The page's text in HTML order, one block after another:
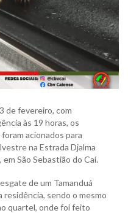
de fevereiro, com
às 19 horas, os
acionados para
na Estrada Djalma
São Sebastião do Caí.
de um Tamanduá
residência, sendo o mesmo
quartel, onde foi feito